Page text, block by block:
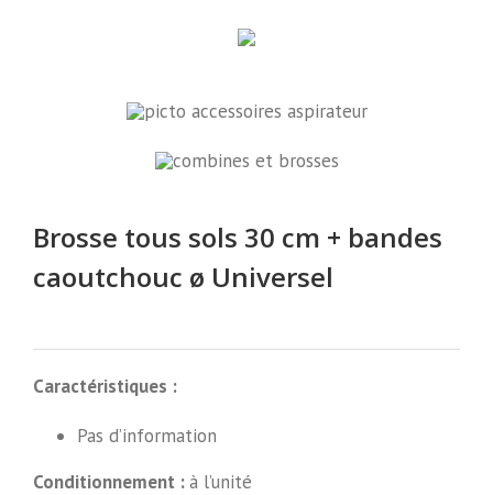
Brosse tous sols 30 cm + bandes
caoutchouc ø Universel
Caractéristiques :
Pas d’information
Conditionnement :à l’unité